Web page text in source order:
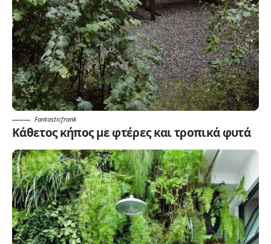
Fantasticfrank
Κάθετος κήπος με φτέρες και τροπικά φυτά